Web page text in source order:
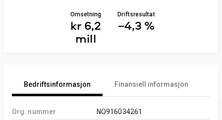
Omsetning
kr 6,2
mill
Driftsresultat
−4,3 %
Bedriftsinformasjon Finansiell informasjon
Org. nummer
NO916034261